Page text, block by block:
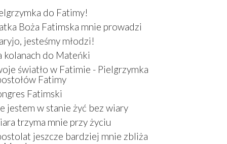
się on jak może zasłonić sanktuarium,
wokół betonowe bryły, z których
nawet zostały poświęcone jako miejsca
kultu. Tylko co wspólnego z żywą,
wiarą mogą mieć płaskie, szare
albo kaplice, w których Tabernakulum
bardziej skrzynkę na narzędzia? Albo
o ustawionym tuż przy nowej
wielkim krzyżu, na którym zamiast
umieszczono dziwaczną postać jakby
ze starożytnych hieroglifów? W
kontekście naszych czasów to raczej
do Fatimy!
Boża Fatimska mnie prowadzi
jesteśmy młodzi!
kolanach do Mateńki
światło w Fatimie - Pielgrzymka
Fatimy
Fatimski
jestem w stanie żyć bez wiary
trzyma mnie przy życiu
jeszcze bardziej mnie zbliża